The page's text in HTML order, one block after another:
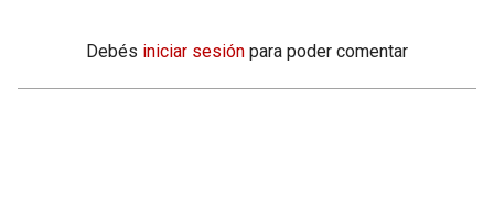
Debés iniciar sesión para poder comentar